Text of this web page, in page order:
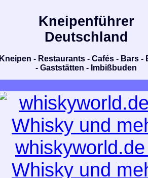
Kneipenführer
Deutschland
Kneipen - Restaurants - Cafés - Bars -
- Gaststätten - Imbißbuden
Whisky und